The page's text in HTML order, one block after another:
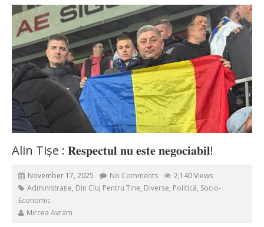
Alin Tișe : 𝐑𝐞𝐬𝐩𝐞𝐜𝐭𝐮𝐥 𝐧𝐮 𝐞𝐬𝐭𝐞 𝐧𝐞𝐠𝐨𝐜𝐢𝐚𝐛𝐢𝐥!
November 17, 2025 No Comments
2,140 Views
Administrație, Din Cluj Pentru Tine, Diverse, Politică, Socio-
Economic
Mircea Avram